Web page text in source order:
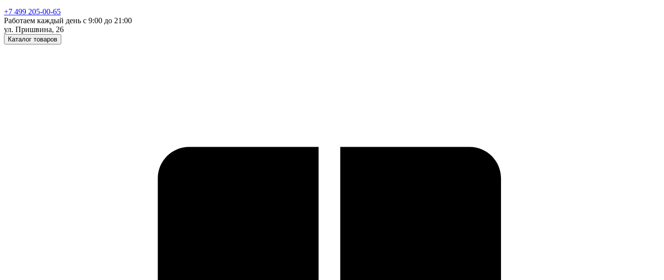
+7 499 205-00-65
Работаем каждый день с 9:00 до 21:00
ул. Пришвина, 26
Каталог товаров